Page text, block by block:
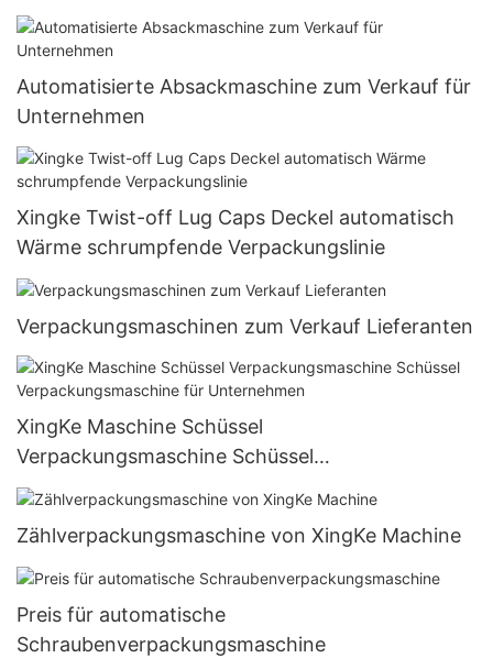
Automatisierte Absackmaschine zum Verkauf für
Unternehmen
Xingke Twist-off Lug Caps Deckel automatisch
Wärme schrumpfende Verpackungslinie
Verpackungsmaschinen zum Verkauf Lieferanten
XingKe Maschine Schüssel
Verpackungsmaschine Schüssel
Verpackungsmaschine für Unternehmen
Zählverpackungsmaschine von XingKe Machine
Preis für automatische
Schraubenverpackungsmaschine